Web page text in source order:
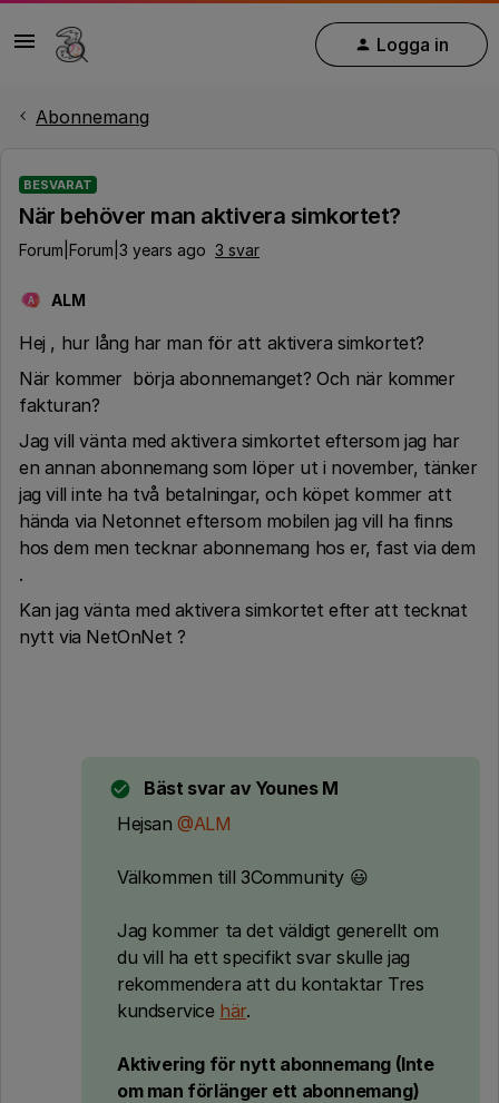
Logga in
Abonnemang
BESVARAT
När behöver man aktivera simkortet?
Forum|Forum|3 years ago 3 svar
A ALM
Hej , hur lång har man för att aktivera simkortet?
När kommer börja abonnemanget? Och när kommer
fakturan?
Jag vill vänta med aktivera simkortet eftersom jag har
en annan abonnemang som löper ut i november, tänker
jag vill inte ha två betalningar, och köpet kommer att
hända via Netonnet eftersom mobilen jag vill ha finns
hos dem men tecknar abonnemang hos er, fast via dem
.
Kan jag vänta med aktivera simkortet efter att tecknat
nytt via NetOnNet ?
Bäst svar av Younes M
Hejsan@ALM
Välkommen till 3Community 😃
Jag kommer ta det väldigt generellt om
du vill ha ett specifikt svar skulle jag
rekommendera att du kontaktar Tres
kundservice här.
Aktivering för nytt abonnemang (Inte
om man förlänger ett abonnemang)